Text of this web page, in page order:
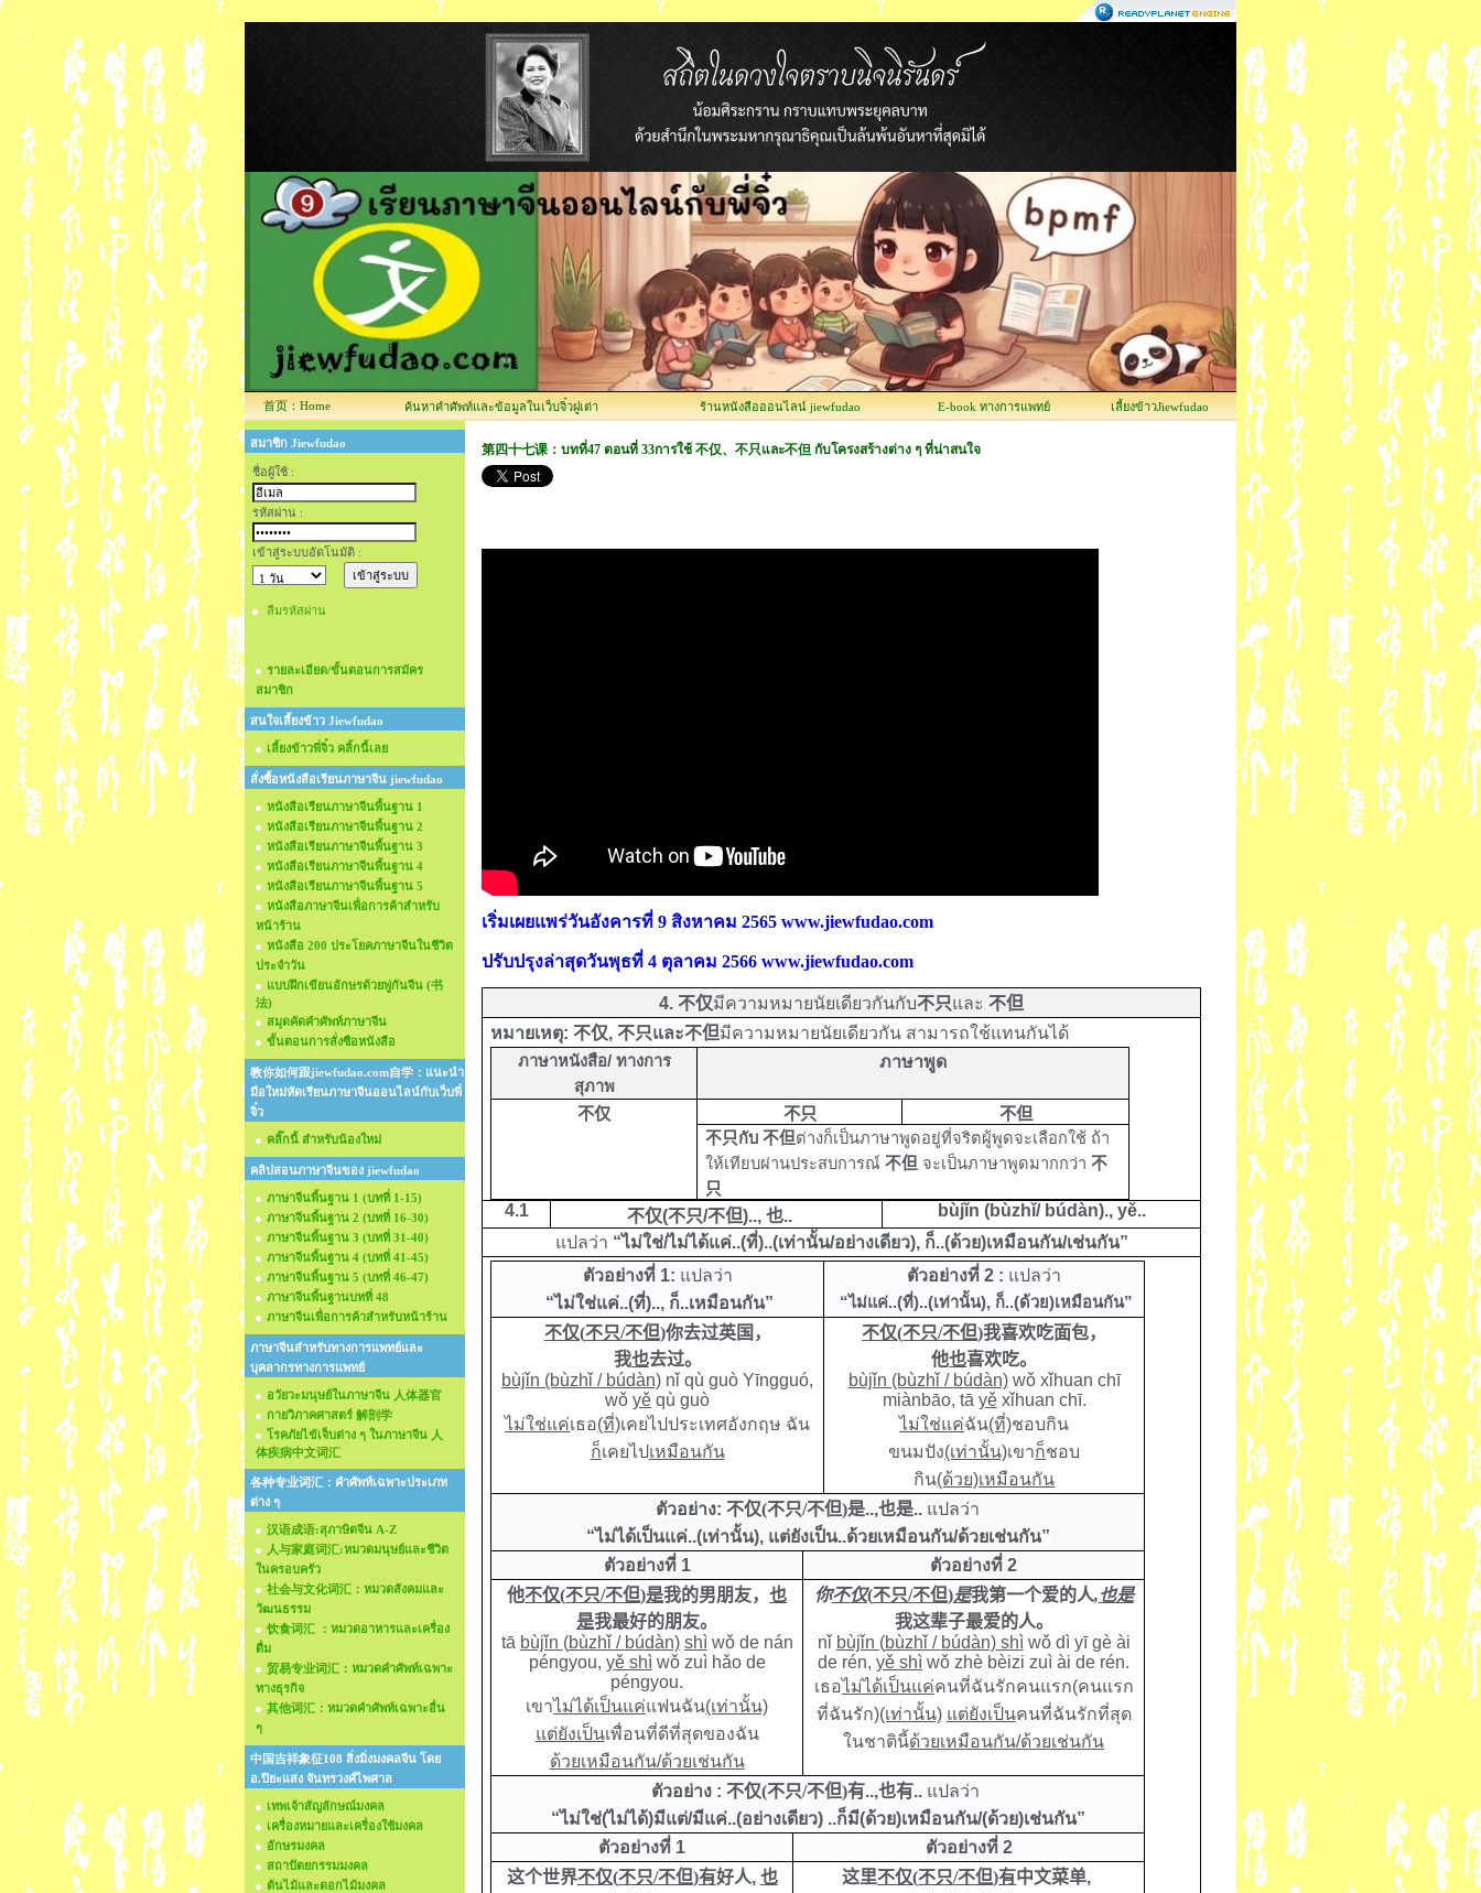
首页：Home ค้นหาคำศัพท์และข้อมูลในเว็บจิ๋วฝูเต่า ร้านหนังสือออนไลน์ jiewfudao E-book ทางการแพทย์ เลี้ยงข้าวJiewfudao
สมาชิก Jiewfudao
ชื่อผู้ใช้ :
รหัสผ่าน :
เข้าสู่ระบบอัตโนมัติ :
ลืมรหัสผ่าน
รายละเอียด/ขั้นตอนการสมัคร
สมาชิก
สนใจเลี้ยงข้าว Jiewfudao
เลี้ยงข้าวพี่จิ๋ว คลิ้กนี้เลย
สั่งซื้อหนังสือเรียนภาษาจีน jiewfudao
หนังสือเรียนภาษาจีนพื้นฐาน 1
หนังสือเรียนภาษาจีนพื้นฐาน 2
หนังสือเรียนภาษาจีนพื้นฐาน 3
หนังสือเรียนภาษาจีนพื้นฐาน 4
หนังสือเรียนภาษาจีนพื้นฐาน 5
หนังสือภาษาจีนเพื่อการค้าสำหรับ
หน้าร้าน
หนังสือ 200 ประโยคภาษาจีนในชีวิต
ประจำวัน
แบบฝึกเขียนอักษรด้วยพู่กันจีน (书
法)
สมุดคัดคำศัพท์ภาษาจีน
ขั้นตอนการสั่งซือหนังสือ
教你如何跟jiewfudao.com自学：แนะนำ
มือใหม่หัดเรียนภาษาจีนออนไลน์กับเว็บพี่
จิ๋ว
คลิ๊กนี้ สำหรับน้องใหม่
คลิปสอนภาษาจีนของ jiewfudao
ภาษาจีนพื้นฐาน 1 (บทที่ 1-15)
ภาษาจีนพื้นฐาน 2 (บทที่ 16-30)
ภาษาจีนพื้นฐาน 3 (บทที่ 31-40)
ภาษาจีนพื้นฐาน 4 (บทที่ 41-45)
ภาษาจีนพื้นฐาน 5 (บทที่ 46-47)
ภาษาจีนพื้นฐานบทที่ 48
ภาษาจีนเพื่อการค้าสำหรับหน้าร้าน
ภาษาจีนสำหรับทางการแพทย์และ
บุคลากรทางการแพทย์
อวัยวะมนุษย์ในภาษาจีน 人体器官
กายวิภาคศาสตร์ 解剖学
โรคภัยไข้เจ็บต่าง ๆ ในภาษาจีน 人
体疾病中文词汇
各种专业词汇：คำศัพท์เฉพาะประเภท
ต่าง ๆ
汉语成语:สุภาษิตจีน A-Z
人与家庭词汇:หมวดมนุษย์และชีวิต
ในครอบครัว
社会与文化词汇：หมวดสังคมและ
วัฒนธรรม
饮食词汇 ：หมวดอาหารและเครื่อง
ดื่ม
贸易专业词汇：หมวดคำศัพท์เฉพาะ
ทางธุรกิจ
其他词汇：หมวดคำศัพท์เฉพาะอื่น
ๆ
中国吉祥象征108 สิ่งมิ่งมงคลจีน โดย
อ.ปิยะแสง จันทรวงศ์ไพศาล
เทพเจ้าสัญลักษณ์มงคล
เครื่องหมายและเครื่องใช้มงคล
อักษรมงคล
สถาปัตยกรรมมงคล
ต้นไม้และดอกไม้มงคล
第四十七课：บทที่47 ตอนที่ 33การใช้ 不仅、不只และ不但 กับโครงสร้างต่าง ๆ ที่น่าสนใจ
เริ่มเผยแพร่วันอังคารที่ 9 สิงหาคม 2565 www.jiewfudao.com
ปรับปรุงล่าสุดวันพุธที่ 4 ตุลาคม 2566 www.jiewfudao.com
4. 不仅มีความหมายนัยเดียวกันกับ不只และ 不但
หมายเหตุ:不仅,不只และ不但มีความหมายนัยเดียวกัน สามารถใช้แทนกันได้
ภาษาหนังสือ/ ทางการ
สุภาพ
ภาษาพูด
不仅 不只 不但
不只กับ不但ต่างก็เป็นภาษาพูดอยู่ที่จริตผู้พูดจะเลือกใช้ ถ้า
ให้เทียบผ่านประสบการณ์不但 จะเป็นภาษาพูดมากกว่า不
只
4.1 不仅(不只/不但).., 也..
bùjǐn (bùzhǐ/ búdàn)., yě..
แปลว่า “ไม่ใช่/ไม่ได้แค่..(ที่)..(เท่านั้น/อย่างเดียว), ก็..(ด้วย)เหมือนกัน/เช่นกัน”
ตัวอย่างที่ 1: แปลว่า
“ไม่ใช่แค่..(ที่).., ก็..เหมือนกัน”
ตัวอย่างที่ 2 : แปลว่า
“ไม่แค่..(ที่)..(เท่านั้น), ก็..(ด้วย)เหมือนกัน”
不仅(不只/不但)你去过英国，
我也去过。
bùjǐn (bùzhǐ / búdàn) nǐ qù guò Yīngguó,
wǒyě qù guò
ไม่ใช่แค่เธอ(ที่)เคยไปประเทศอังกฤษ ฉัน
ก็เคยไปเหมือนกัน
不仅(不只/不但)我喜欢吃面包，
他也喜欢吃。
bùjǐn (bùzhǐ / búdàn)wǒ xǐhuan chī
miànbāo, tā yěxǐhuan chī.
ไม่ใช่แค่ฉัน(ที่)ชอบกิน
ขนมปัง(เท่านั้น)เขาก็ชอบ
กิน(ด้วย)เหมือนกัน
ตัวอย่าง:不仅(不只/不但)是..,也是.. แปลว่า
“ไม่ได้เป็นแค่..(เท่านั้น), แต่ยังเป็น..ด้วยเหมือนกัน/ด้วยเช่นกัน”
ตัวอย่างที่ 1
ตัวอย่างที่ 2
他不仅(不只/不但)是我的男朋友，也
是我最好的朋友。
tā bùjǐn (bùzhǐ / búdàn) shìwǒ de nán
péngyou, yě shìwǒ zuì hǎo de
péngyou.
เขาไม่ได้เป็นแค่แฟนฉัน(เท่านั้น)
แต่ยังเป็นเพื่อนที่ดีที่สุดของฉัน
ด้วยเหมือนกัน/ด้วยเช่นกัน
你不仅(不只/不但)是我第一个爱的人,也是
我这辈子最爱的人。
nǐ bùjǐn (bùzhǐ / búdàn) shìwǒ dì yī gè ài
de rén,yě shì wǒ zhè bèizi zuì ài de rén.
เธอไม่ได้เป็นแค่คนที่ฉันรักคนแรก(คนแรก
ที่ฉันรัก)(เท่านั้น) แต่ยังเป็นคนที่ฉันรักที่สุด
ในชาตินี้ด้วยเหมือนกัน/ด้วยเช่นกัน
ตัวอย่าง : 不仅(不只/不但)有..,也有.. แปลว่า
“ไม่ใช่(ไม่ได้)มีแต่/มีแค่..(อย่างเดียว) ..ก็มี(ด้วย)เหมือนกัน/(ด้วย)เช่นกัน”
ตัวอย่างที่ 1
ตัวอย่างที่ 2
这个世界不仅(不只/不但)有好人, 也
这里不仅(不只/不但)有中文菜单,